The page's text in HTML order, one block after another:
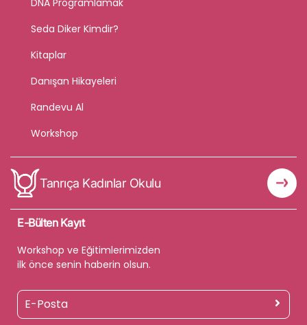
Seda Diker Kimdir?
Kitaplar
Danışan Hikayeleri
Randevu Al
Workshop
Tanrıça Kadınlar Okulu
E-Bülten Kayıt
Workshop ve Eğitimlerimizden
ilk önce senin haberin olsun.